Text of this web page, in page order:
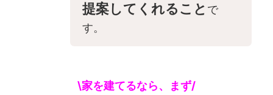
提案してくれること で
す。
\家を建てるなら、まず/